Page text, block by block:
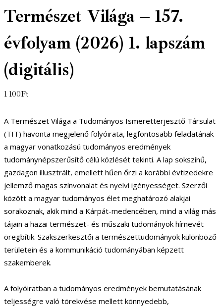
Természet Világa – 157.
évfolyam (2026) 1. lapszám
(digitális)
1 100Ft
A Természet Világa a Tudományos Ismeretterjesztő Társulat
(TIT) havonta megjelenő folyóirata, legfontosabb feladatának
a magyar vonatkozású tudományos eredmények
tudománynépszerűsítő célú közlését tekinti. A lap sokszínű,
gazdagon illusztrált, emellett hűen őrzi a korábbi évtizedekre
jellemző magas színvonalat és nyelvi igényességet. Szerzői
között a magyar tudományos élet meghatározó alakjai
sorakoznak, akik mind a Kárpát-medencében, mind a világ más
tájain a hazai természet- és műszaki tudományok hírnevét
öregbítik. Szakszerkesztői a természettudományok különböző
területein és a kommunikáció tudományában képzett
szakemberek.
A folyóiratban a tudományos eredmények bemutatásának
teljességre való törekvése mellett könnyedebb,